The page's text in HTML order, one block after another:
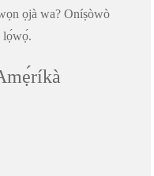
ọjà wa? Oníṣòwò
lọ́wọ́.